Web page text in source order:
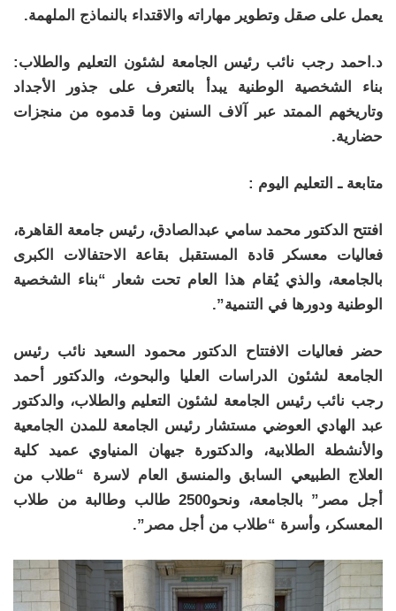
يعمل على صقل وتطوير مهاراته والاقتداء بالنماذج الملهمة.
د.احمد رجب نائب رئيس الجامعة لشئون التعليم والطلاب:
بناء الشخصية الوطنية يبدأ بالتعرف على جذور الأجداد
وتاريخهم الممتد عبر آلاف السنين وما قدموه من منجزات
حضارية.
متابعة ـ التعليم اليوم :
افتتح الدكتور محمد سامي عبدالصادق، رئيس جامعة القاهرة،
فعاليات معسكر قادة المستقبل بقاعة الاحتفالات الكبرى
بالجامعة، والذي يُقام هذا العام تحت شعار “بناء الشخصية
الوطنية ودورها في التنمية”.
حضر فعاليات الافتتاح الدكتور محمود السعيد نائب رئيس
الجامعة لشئون الدراسات العليا والبحوث، والدكتور أحمد
رجب نائب رئيس الجامعة لشئون التعليم والطلاب، والدكتور
عبد الهادي العوضي مستشار رئيس الجامعة للمدن الجامعية
والأنشطة الطلابية، والدكتورة جيهان المنياوي عميد كلية
العلاج الطبيعي السابق والمنسق العام لاسرة “طلاب من
أجل مصر” بالجامعة، ونحو2500 طالب وطالبة من طلاب
المعسكر، وأسرة “طلاب من أجل مصر”.